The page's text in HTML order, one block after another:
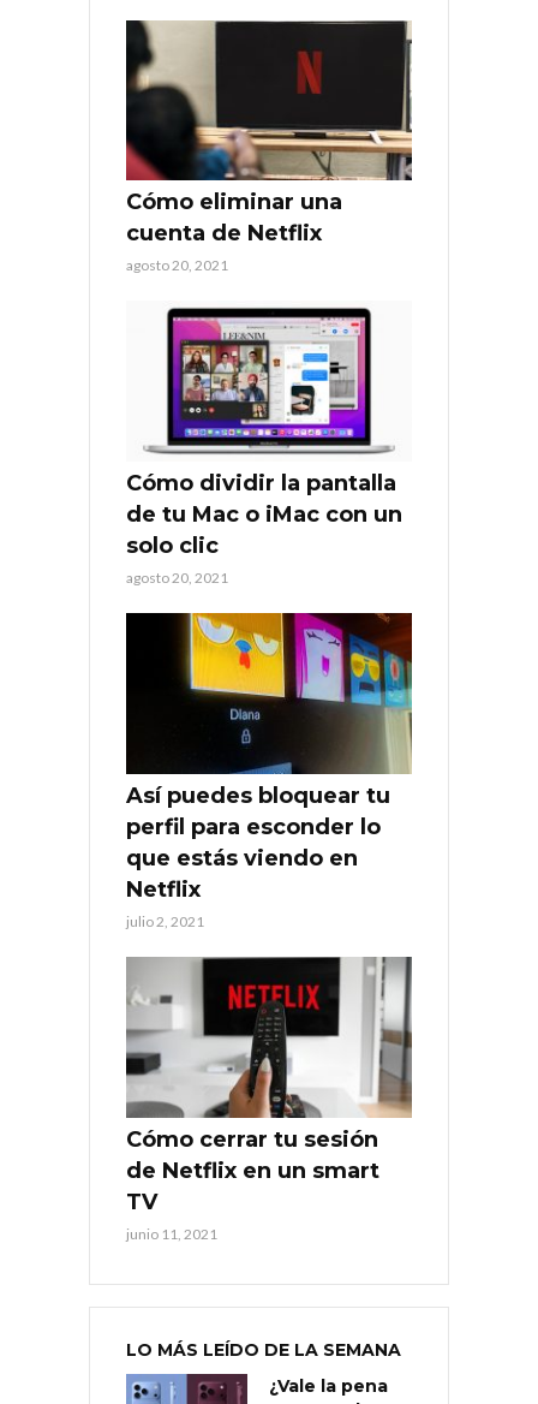
Cómo eliminar una
cuenta de Netflix
agosto 20, 2021
Cómo dividir la pantalla
de tu Mac o iMac con un
solo clic
agosto 20, 2021
Así puedes bloquear tu
perfil para esconder lo
que estás viendo en
Netflix
julio 2, 2021
Cómo cerrar tu sesión
de Netflix en un smart
TV
junio 11, 2021
LO MÁS LEÍDO DE LA SEMANA
¿Vale la pena